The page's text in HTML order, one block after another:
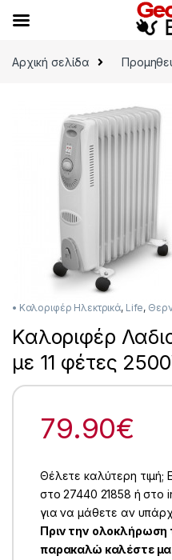
Αρχική σελίδα
• Καλοριφέρ Ηλεκτρικά, Life,
Καλοριφέρ
με 11 φέτες
79.90€
Θέλετε καλύτερη τιμή;
στο 27440 21858 ή στο
για να μάθετε αν
Πριν την ολοκλήρωση
παρακαλώ καλέστε